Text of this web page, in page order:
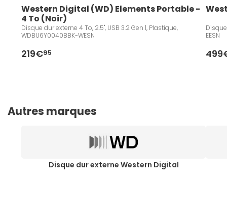
Western Digital (WD) Elements Portable -
4 To (Noir)
Disque dur externe 4 To, 2.5", USB 3.2 Gen 1, Plastique,
WDBU6Y0040BBK-WESN
219€95
Disque
EESN
Autres marques
Disque dur externe Western Digital